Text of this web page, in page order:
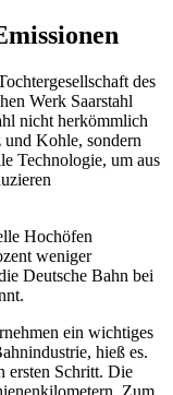
des
Werk Saarstahl
nicht herkömmlich
Kohle, sondern
Technologie, um aus
Hochöfen
weniger
Deutsche Bahn bei
ein wichtiges
hieß es.
ersten Schritt. Die
Zum